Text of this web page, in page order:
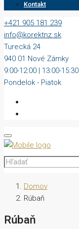
Kontakt
+421 905 181 239
info@korektnz.sk
Turecká 24
940 01 Nové Zámky
9:00-12:00 | 13:00-15:30
Pondelok - Piatok
Domov
Rúbaň
Rúbaň